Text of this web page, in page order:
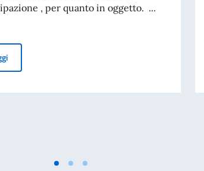
E MINISTRO DEGLI AFFARI ESTERI E
, per quanto in oggetto. ...
BANDO DI CONCORSO ICE BERNA - ASSUNZIONE